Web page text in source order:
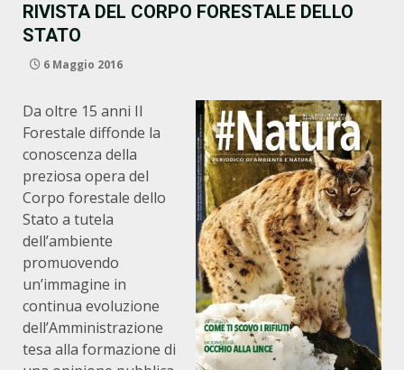
RIVISTA DEL CORPO FORESTALE DELLO
STATO
6 Maggio 2016
Da oltre 15 anni Il
Forestale diffonde la
conoscenza della
preziosa opera del
Corpo forestale dello
Stato a tutela
dell’ambiente
promuovendo
un’immagine in
continua evoluzione
dell’Amministrazione
tesa alla formazione di